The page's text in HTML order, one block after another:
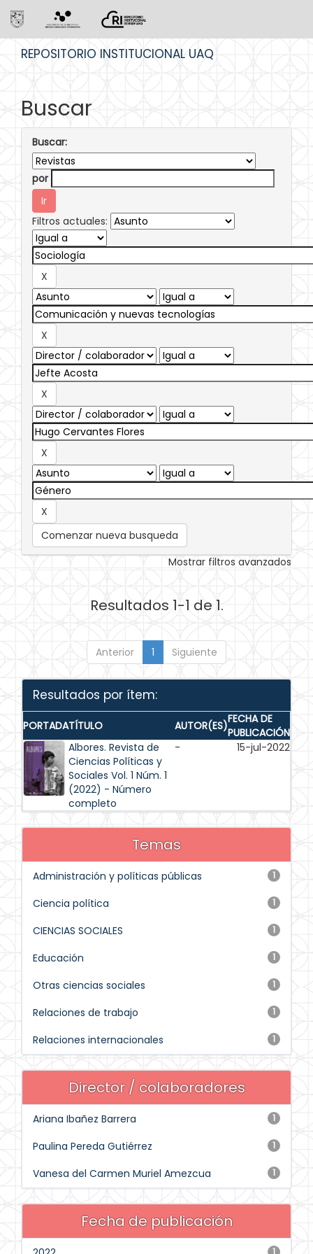
REPOSITORIO INSTITUCIONAL UAQ
Buscar
Buscar:
por
Filtros actuales:
Comenzar nueva busqueda
Mostrar filtros avanzados
Resultados 1-1 de 1.
Anterior 1 Siguiente
Resultados por ítem:
PORTADATÍTULO AUTOR(ES)FECHA DE
PUBLICACIÓN
Albores. Revista de
Ciencias Políticas y
Sociales Vol. 1 Núm. 1
(2022) - Número
completo
- 15-jul-2022
Temas
1
Administración y políticas públicas
1
Ciencia política
1
CIENCIAS SOCIALES
1
Educación
1
Otras ciencias sociales
1
Relaciones de trabajo
1
Relaciones internacionales
Director / colaboradores
1
Ariana Ibañez Barrera
1
Paulina Pereda Gutiérrez
1
Vanesa del Carmen Muriel Amezcua
Fecha de publicación
1